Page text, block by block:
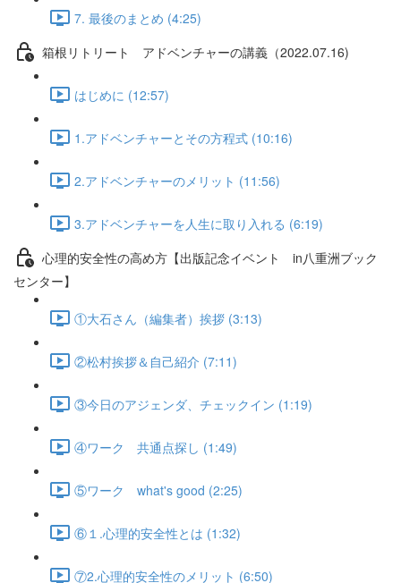
7. 最後のまとめ (4:25)
箱根リトリート アドベンチャーの講義（2022.07.16)
はじめに (12:57)
1.アドベンチャーとその方程式 (10:16)
2.アドベンチャーのメリット (11:56)
3.アドベンチャーを人生に取り入れる (6:19)
心理的安全性の高め方【出版記念イベント in八重洲ブック
センター】
①大石さん（編集者）挨拶 (3:13)
②松村挨拶＆自己紹介 (7:11)
③今日のアジェンダ、チェックイン (1:19)
④ワーク 共通点探し (1:49)
⑤ワーク what's good (2:25)
⑥１.心理的安全性とは (1:32)
⑦2.心理的安全性のメリット (6:50)